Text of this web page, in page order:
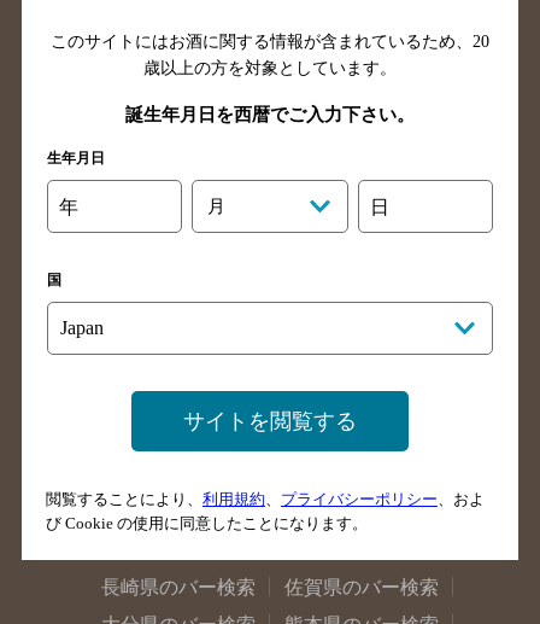
新潟県のバー検索
東京都のバー検索
神奈川県のバー検索
千葉県のバー検索
静岡県のバー検索
三重県のバー検索
岐阜県のバー検索
富山県のバー検索
兵庫県のバー検索
広島県のバー検索
岡山県のバー検索
山口県のバー検索
鳥取県のバー検索
香川県のバー検索
愛媛県のバー検索
長崎県のバー検索
佐賀県のバー検索
このサイトにはお酒に関する情報が含まれているため、 20
歳以上の方を対象としています。
誕生年月日を西暦でご入力下さい。
生年月日
年 月 日
国
サイトを閲覧する
閲覧することにより、 利用規約、 プライバシーポリシー、およ
び Cookie の使用に同意したことになります。